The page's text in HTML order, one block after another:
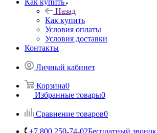
Как купить
Назад
Как купить
Условия оплаты
Условия доставки
Контакты
Личный кабинет
Корзина0
Избранные товары0
Сравнение товаров0
+7 800 250-74-02Бесплатный звонок